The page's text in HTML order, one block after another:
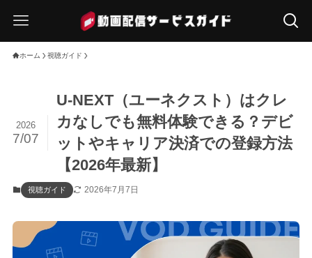
ホーム 視聴ガイド
U-NEXT（ユーネクスト）はクレ
カなしでも無料体験できる？デビ
ットやキャリア決済での登録方法
【2026年最新】
2026
7/07
視聴ガイド 2026年7月7日